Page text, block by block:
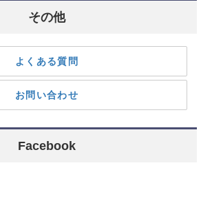
その他
よくある質問
お問い合わせ
Facebook